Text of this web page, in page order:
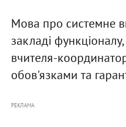
Мова про системне
закладі
вчителя-
обов'язками та
РЕКЛАМА